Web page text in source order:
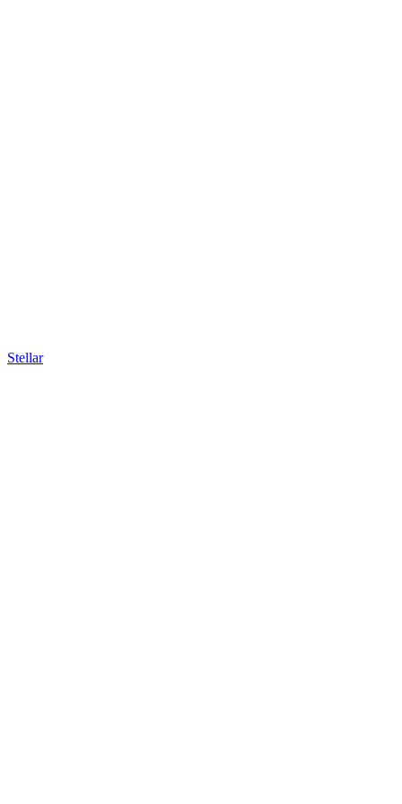
Stellar